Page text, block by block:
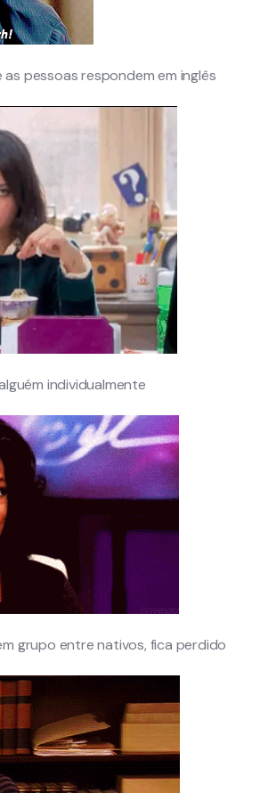
pessoas respondem em inglês
individualmente
grupo entre nativos, fica perdido